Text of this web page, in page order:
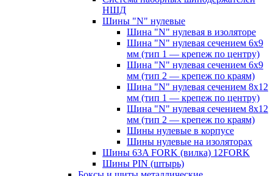
НШД
Шины "N" нулевые
Шина "N" нулевая в изоляторе
Шина "N" нулевая сечением 6х9
мм (тип 1 — крепеж по центру)
Шина "N" нулевая сечением 6х9
мм (тип 2 — крепеж по краям)
Шина "N" нулевая сечением 8х12
мм (тип 1 — крепеж по центру)
Шина "N" нулевая сечением 8х12
мм (тип 2 — крепеж по краям)
Шины нулевые в корпусе
Шины нулевые на изоляторах
Шины 63A FORK (вилка) 12FORK
Шины PIN (штырь)